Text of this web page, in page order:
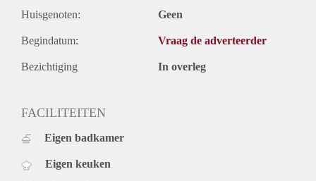
Huisgenoten: Geen
Begindatum: Vraag de adverteerder
Bezichtiging In overleg
FACILITEITEN
Eigen badkamer
Eigen keuken